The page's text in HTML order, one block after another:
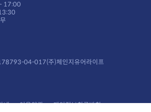
17:00
04-017(주)체인지유어라이프
내 이용약관
개인정보취급방침